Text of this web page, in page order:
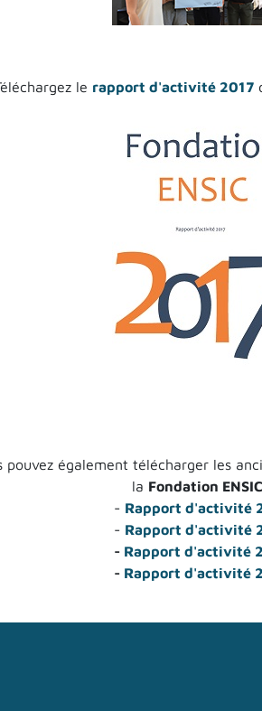
le rapport d'activité 2017
pouvez également télécharger les
la Fondation ENSIC
- Rapport d'activité
- Rapport d'activité
- Rapport d'activité
- Rapport d'activité